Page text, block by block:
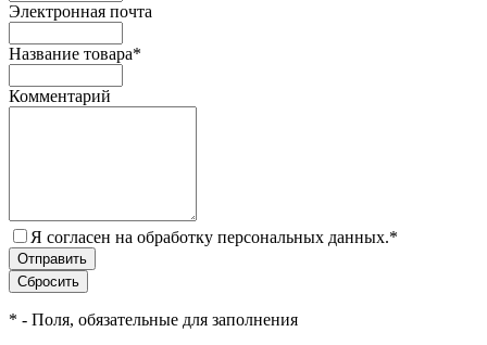
Электронная почта
Название товара*
Комментарий
Я согласен на обработку персональных данных.*
* - Поля, обязательные для заполнения